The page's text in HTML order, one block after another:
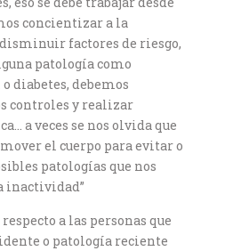
concientizar a la
factores de riesgo,
patología como
diabetes, debemos
controles y realizar
a veces se nos olvida que
el cuerpo para evitar o
patologías que nos
inactividad”
a las personas que
o patología reciente